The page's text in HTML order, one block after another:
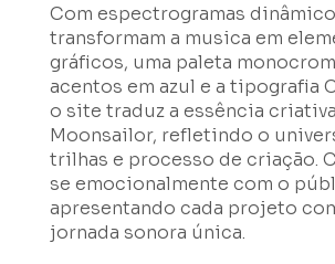
Com espectrogramas
transformam a musica em
gráficos, uma paleta
acentos em azul e a tipografia
o site traduz a essência
Moonsailor, refletindo o
trilhas e processo de criação.
se emocionalmente com o
apresentando cada projeto
jornada sonora única.